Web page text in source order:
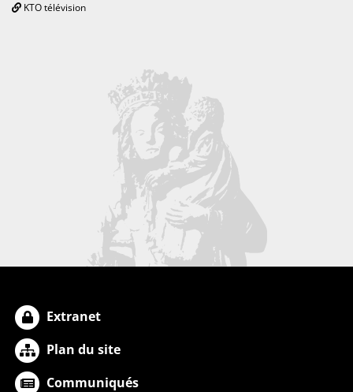
KTO télévision
Extranet
Plan du site
Communiqués